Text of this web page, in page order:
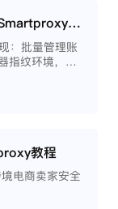
Hubstudio指纹浏览器使用Smartproxy教程
：批量管理账
指纹环境，并
教程
电商卖家安全